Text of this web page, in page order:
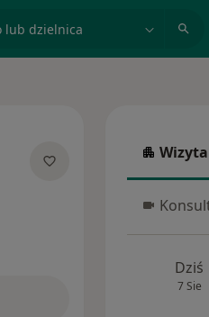
Wizyta
Dziś
7 Sie